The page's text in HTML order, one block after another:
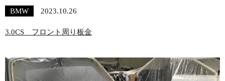
BMW 2023.10.26
3.0CS フロント周り板金